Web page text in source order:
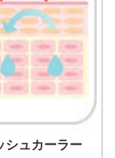
シュカーラー